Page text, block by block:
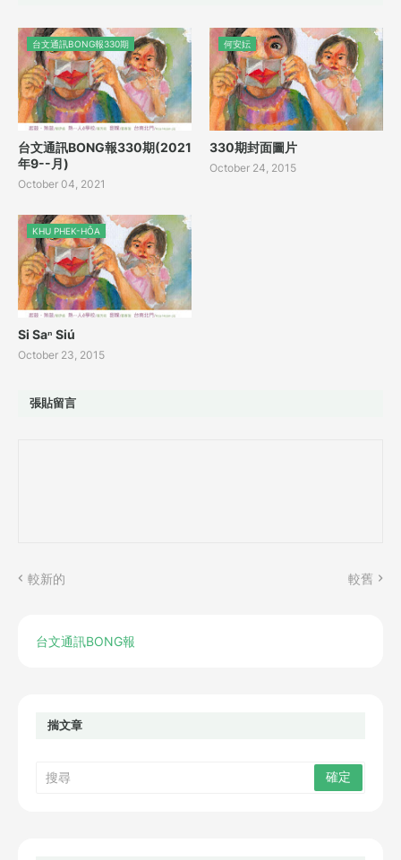
台文通訊BONG報330期
台文通訊BONG報330期(2021
年9--月)
October 04, 2021
何安妘
330期封面圖片
October 24, 2015
KHU PHEK-HÔA
Si Saⁿ Siú
October 23, 2015
張貼留言
較新的 較舊
台文通訊BONG報
揣文章